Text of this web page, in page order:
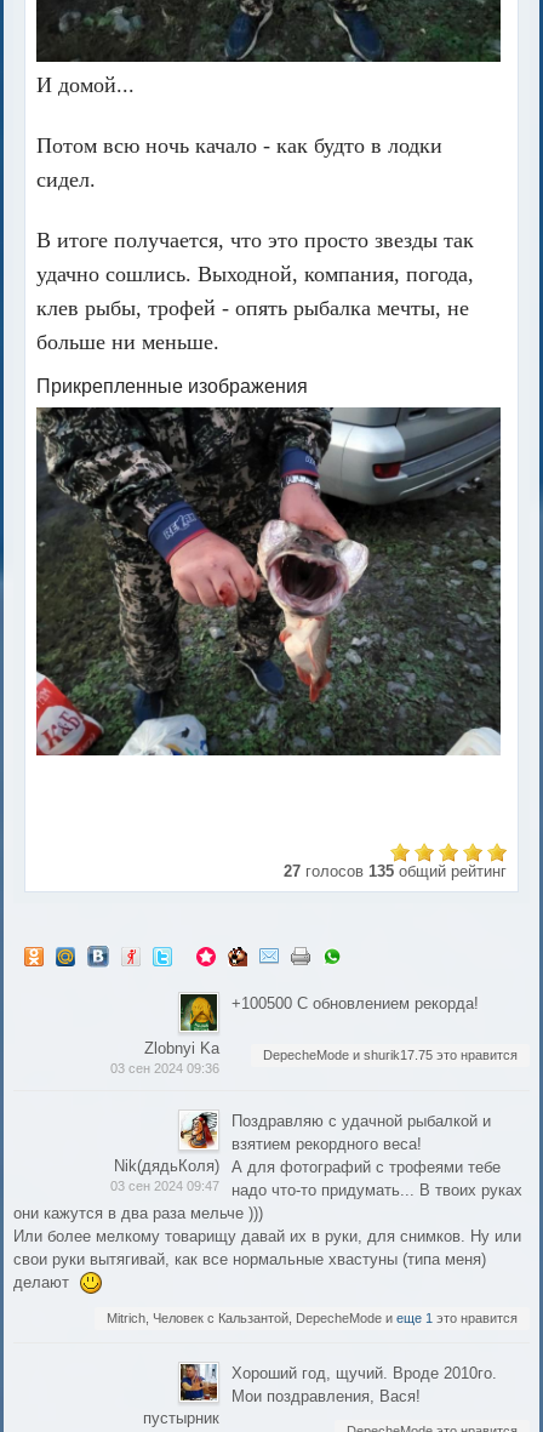
И домой...
Потом всю ночь качало - как будто в лодки
сидел.
В итоге получается, что это просто звезды так
удачно сошлись. Выходной, компания, погода,
клев рыбы, трофей - опять рыбалка мечты, не
больше ни меньше.
Прикрепленные изображения
27 голосов 135 общий рейтинг
Zlobnyi Ka
03 сен 2024 09:36
+100500 С обновлением рекорда!
DepecheMode и shurik17.75 это нравится
Nik(дядьКоля)
03 сен 2024 09:47
Поздравляю с удачной рыбалкой и
взятием рекордного веса!
А для фотографий с трофеями тебе
надо что-то придумать... В твоих руках
они кажутся в два раза мельче )))
Или более мелкому товарищу давай их в руки, для снимков. Ну или
свои руки вытягивай, как все нормальные хвастуны (типа меня)
делают
Mitrich, Человек с Кальзантой, DepecheMode и еще 1 это нравится
пустырник
Хороший год, щучий. Вроде 2010го.
Мои поздравления, Вася!